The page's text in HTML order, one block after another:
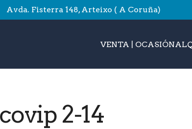
Avda. Fisterra 148, Arteixo ( A Coruña)
VENTA | OCASIÓN
2-14